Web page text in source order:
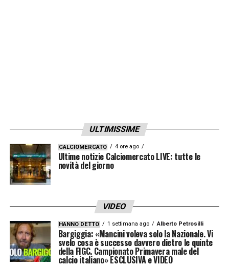
ULTIMISSIME
CALCIOMERCATO 4 ore ago
Ultime notizie Calciomercato LIVE: tutte le
novità del giorno
VIDEO
HANNO DETTO 1 settimana ago Alberto Petrosilli
Bargiggia: «Mancini voleva solo la Nazionale. Vi
svelo cosa è successo davvero dietro le quinte
della FIGC. Campionato Primavera male del
calcio italiano» ESCLUSIVA e VIDEO